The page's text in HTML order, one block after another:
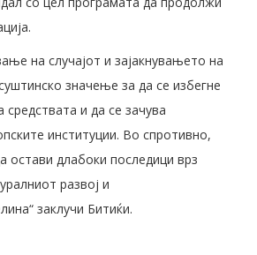
на случајот и зајакнувањето на
значење за да се избегне
и да се зачува
институции. Во спротивно,
остави длабоки последици врз
развој и
заклучи Битиќи.